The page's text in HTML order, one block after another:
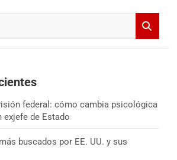
federal: cómo cambia psicológica
exjefe de Estado
buscados por EE. UU. y sus